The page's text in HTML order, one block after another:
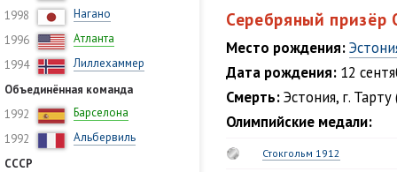
1998
Нагано
1996
Атланта
1994
Лиллехаммер
Объединённая команда
1992
Барселона
1992
Альбервиль
СССР
Серебряный
Место рождения:
Дата рождения: 12
Смерть:Эстония, г.
Олимпийские медали:
Стокгольм 1912